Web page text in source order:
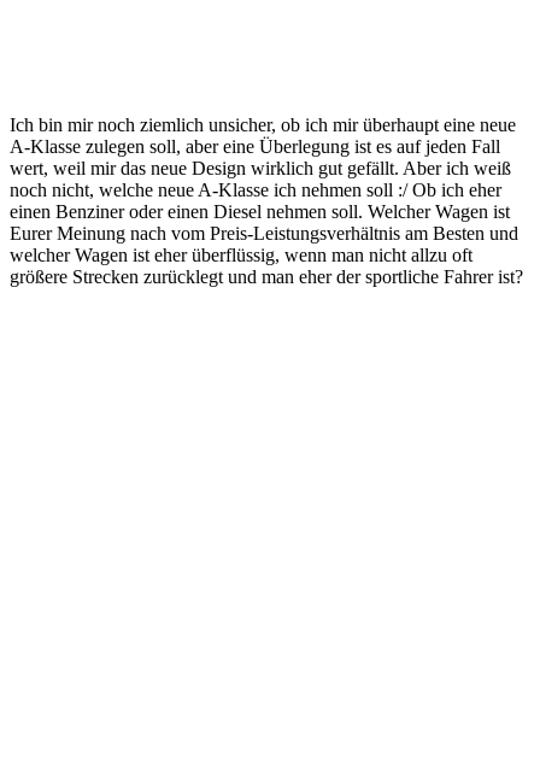
Ich bin mir noch ziemlich unsicher, ob ich mir überhaupt eine neue
A-Klasse zulegen soll, aber eine Überlegung ist es auf jeden Fall
wert, weil mir das neue Design wirklich gut gefällt. Aber ich weiß
noch nicht, welche neue A-Klasse ich nehmen soll :/ Ob ich eher
einen Benziner oder einen Diesel nehmen soll. Welcher Wagen ist
Eurer Meinung nach vom Preis-Leistungsverhältnis am Besten und
welcher Wagen ist eher überflüssig, wenn man nicht allzu oft
größere Strecken zurücklegt und man eher der sportliche Fahrer ist?